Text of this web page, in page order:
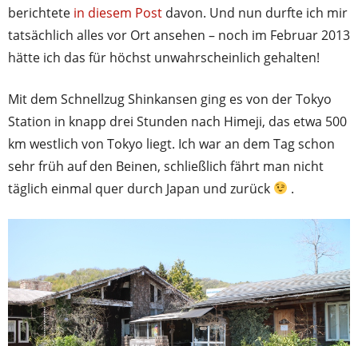
berichtete in diesem Post davon. Und nun durfte ich mir
tatsächlich alles vor Ort ansehen – noch im Februar 2013
hätte ich das für höchst unwahrscheinlich gehalten!
Mit dem Schnellzug Shinkansen ging es von der Tokyo
Station in knapp drei Stunden nach Himeji, das etwa 500
km westlich von Tokyo liegt. Ich war an dem Tag schon
sehr früh auf den Beinen, schließlich fährt man nicht
täglich einmal quer durch Japan und zurück
.